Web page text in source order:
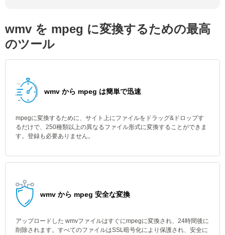
wmv を mpeg に変換するための最高
のツール
wmv から mpeg は簡単で迅速
mpegに変換するために、サイト上にファイルをドラッグ&ドロップす
るだけで、250種類以上の異なるファイル形式に変換することができま
す。登録も必要ありません。
wmv から mpeg 安全な変換
アップロードした wmvファイルはすぐにmpegに変換され、24時間後に
削除されます。すべてのファイルはSSL暗号化により保護され、安全に